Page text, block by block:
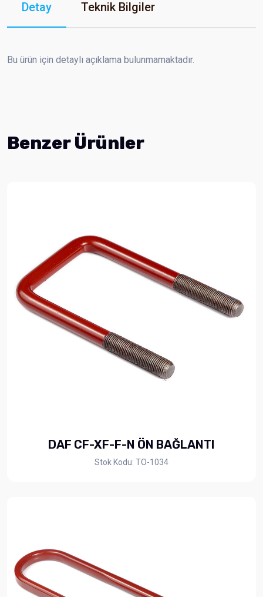
Detay Teknik Bilgiler
Bu ürün için detaylı açıklama bulunmamaktadır.
Benzer Ürünler
DAF CF-XF-F-N ÖN BAĞLANTI
Stok Kodu: TO-1034